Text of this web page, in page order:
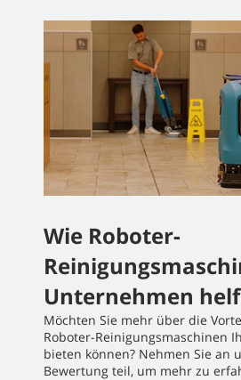
Wie Roboter-
Unternehmen
Möchten Sie mehr über die
Roboter-Reinigungsmaschinen
bieten können? Nehmen Sie an
Bewertung teil, um mehr zu